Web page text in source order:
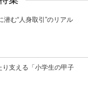
む“人身取引”のリアル
り支える「小学生の甲子